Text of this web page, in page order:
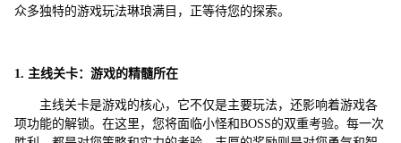
众多独特的游戏玩法琳琅满目，正等待您的探索。
1. 主线关卡：游戏的精髓所在
主线关卡是游戏的核心，它不仅是主要玩法，还影响着游戏各
项功能的解锁。在这里，您将面临小怪和BOSS的双重考验。每一次